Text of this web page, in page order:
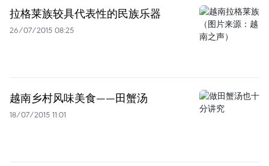
拉格莱族较具代表性的民族乐器
26/07/2015 08:25
越南乡村风味美食——田蟹汤
18/07/2015 11:01